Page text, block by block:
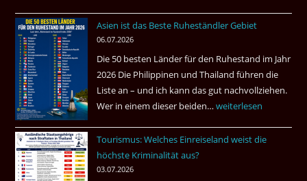
fragt
Tote
einem
Pub
Bangkok
Asien ist das Beste Ruheständler Gebiet
06.07.2026
Die 50 besten Länder für den Ruhestand im Jahr
2026 Die Philippinen und Thailand führen die
Liste an – und ich kann das gut nachvollziehen.
Wer in einem dieser beiden…Asien
das
weiterlesen
Tourismus: Welches Einreiseland weist die
höchste Kriminalität aus?
03.07.2026